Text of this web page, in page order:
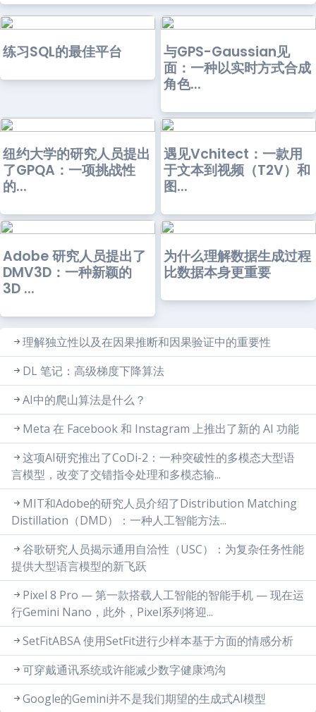
练习SQL的最佳平台
与GPS-Gaussian见
面：一种以实时方式合成
角色...
纽约大学的研究人员提出
了GPQA：一项挑战性
的...
遇见Vchitect：一款用
于文本到视频（T2V）和
图...
Adobe 研究人员提出了
DMV3D：一种新颖的
3D ...
为什么理解数据生成过程
比数据本身更重要
理解独立性以及在因果推断和因果验证中的重要性
DL 笔记：高级梯度下降算法
AI中的爬山算法是什么？
Meta 在 Facebook 和 Instagram 上推出了新的 AI 功能
这项AI研究推出了CoDi-2：一种突破性的多模态大型语
言模型，改变了交错指令处理和多模态输...
MIT和Adobe的研究人员介绍了Distribution Matching
Distillation（DMD）：一种人工智能方法...
谷歌研究人员揭示通用自洽性（USC）：为复杂任务性能
提供大型语言模型的新飞跃
Pixel 8 Pro — 第一款搭载人工智能的智能手机 — 现在运
行Gemini Nano，此外，Pixel系列将迎...
SetFitABSA 使用SetFit进行少样本基于方面的情感分析
可穿戴通讯系统或许能减少数字健康鸿沟
Google的Gemini并不是我们期望的生成式AI模型